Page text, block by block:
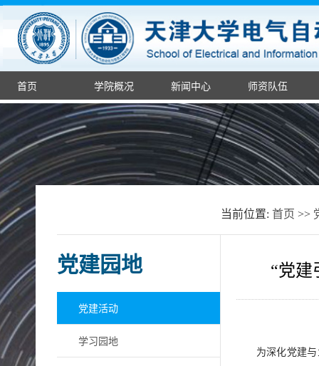
首页 学院概况 新闻中心 师资队伍
当前位置: 首页 >>
党建园地
党建活动
学习园地
“党建
为深化党建